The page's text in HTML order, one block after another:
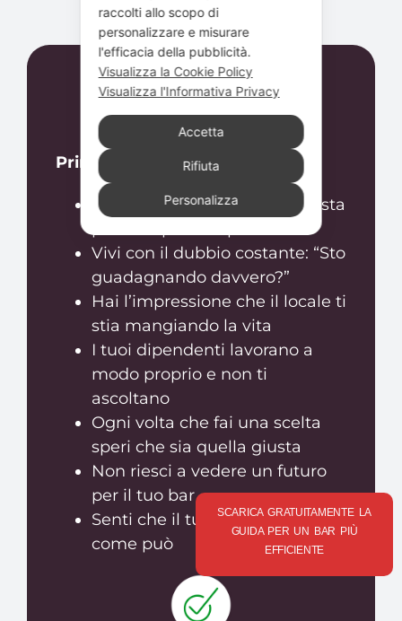
Prima de “Il Bar che Vorrei”
Ti svegli già stanco, con la testa
Vivi con il dubbio costante: “Sto
guadagnando davvero?”
Hai l’impressione che il locale ti
stia mangiando la vita
I tuoi dipendenti lavorano a
modo proprio e non ti
ascoltano
Ogni volta che fai una scelta
speri che sia quella giusta
Non riesci a vedere un futuro
per il tuo bar
Senti che il tuo locale va avanti
come può
raccolti allo scopo di
personalizzare e misurare
l'efficacia della pubblicità.
Visualizza la Cookie Policy
Visualizza l'Informativa Privacy
Accetta
Rifiuta
Personalizza
SCARICA GRATUITAMENTE LA
GUIDA PER UN BAR PIÙ
EFFICIENTE